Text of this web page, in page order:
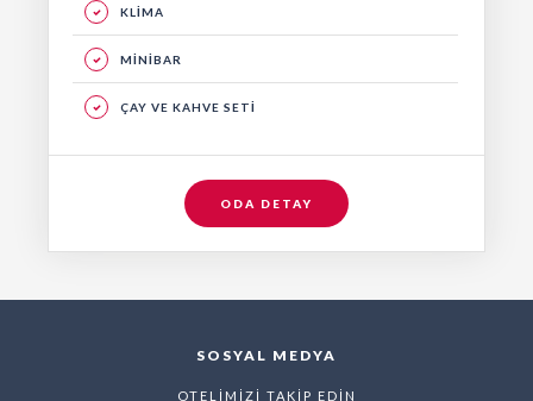
KLİMA
MİNİBAR
ÇAY VE KAHVE SETİ
ODA DETAY
SOSYAL MEDYA
OTELİMİZİ TAKİP EDİN